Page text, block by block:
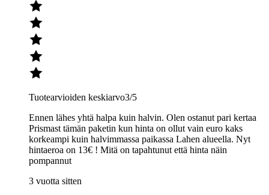
Tuotearvioiden keskiarvo3/5
Ennen lähes yhtä halpa kuin halvin. Olen ostanut pari kertaa
Prismast tämän paketin kun hinta on ollut vain euro kaks
korkeampi kuin halvimmassa paikassa Lahen alueella. Nyt
hintaeroa on 13€ ! Mitä on tapahtunut että hinta näin
pompannut
3 vuotta sitten